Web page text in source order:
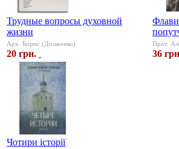
Трудные вопросы духовной
жизни
Арх. Борис (Долженко)
20 грн.
Прот.
36
Чотири історії